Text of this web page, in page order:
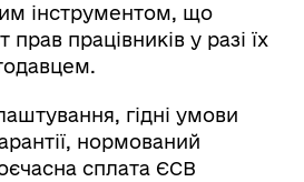
інструментом, що
прав працівників у разі їх
гідні умови
нормований
сплата ЄСВ